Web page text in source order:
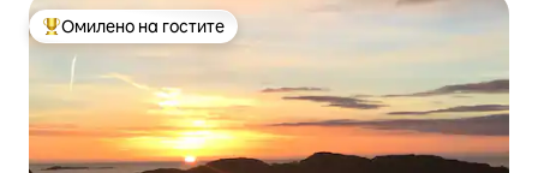
Меѓу најуспешните „Омилени на гостите“
Омилено на гостите